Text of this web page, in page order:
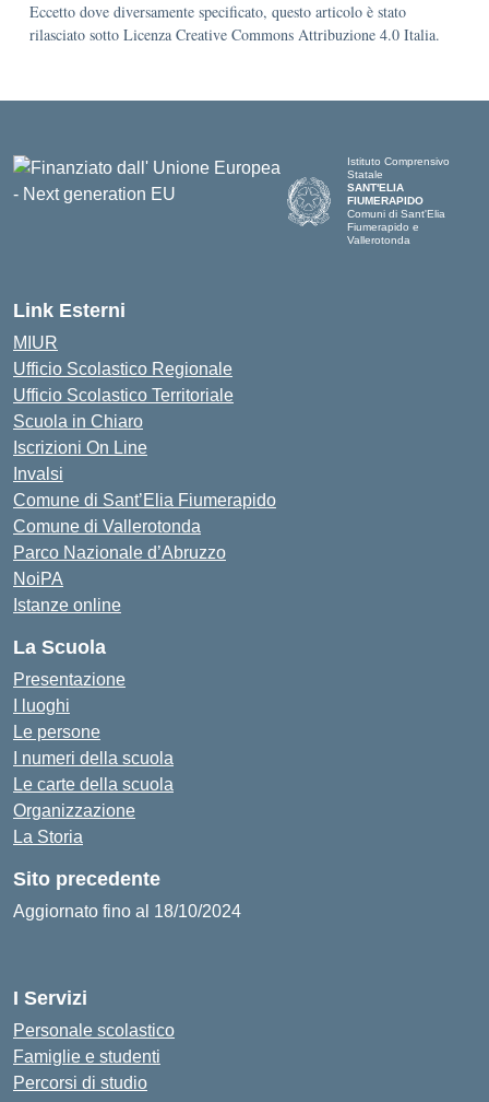
Eccetto dove diversamente specificato, questo articolo è stato
rilasciato sotto Licenza Creative Commons Attribuzione 4.0 Italia.
Istituto Comprensivo
Statale
SANT'ELIA
FIUMERAPIDO
Comuni di Sant'Elia
Fiumerapido e
Vallerotonda
Link Esterni
MIUR
Ufficio Scolastico Regionale
Ufficio Scolastico Territoriale
Scuola in Chiaro
Iscrizioni On Line
Invalsi
Comune di Sant’Elia Fiumerapido
Comune di Vallerotonda
Parco Nazionale d’Abruzzo
NoiPA
Istanze online
La Scuola
Presentazione
I luoghi
Le persone
I numeri della scuola
Le carte della scuola
Organizzazione
La Storia
Sito precedente
Aggiornato fino al 18/10/2024
I Servizi
Personale scolastico
Famiglie e studenti
Percorsi di studio